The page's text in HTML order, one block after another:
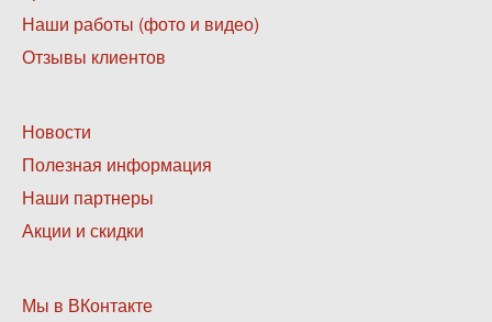
1
Наши работы (фото и видео)
Отзывы клиентов
Нижнее
меню
2
Новости
Полезная информация
Наши партнеры
Акции и скидки
Нижнее
Мы в ВКонтакте